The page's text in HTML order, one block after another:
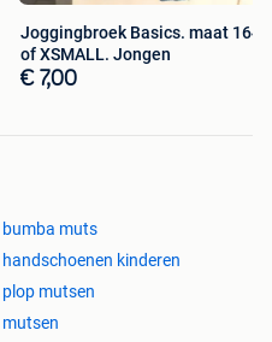
Joggingbroek Basics. maat 164
of XSMALL. Jongen
€ 7,00
bumba muts
handschoenen kinderen
plop mutsen
mutsen